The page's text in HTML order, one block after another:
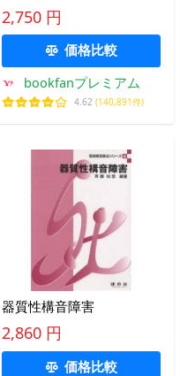
2,750 円
価格比較
bookfanプレミアム
4.62 (140,891件)
器質性構音障害
2,860 円
価格比較